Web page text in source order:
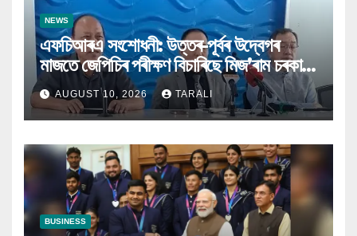
NEWS
এফচিআৰএ সংশোধনী: উত্তৰ-পূৰ্বৰ উদ্বেগৰ
মাজতে জেপিচিৰ পৰীক্ষণ বিচাৰিছে মিজ’ৰাম চৰকাৰ
আৰু গীৰ্জা সংস্থাসমূহে
AUGUST 10, 2026 TARALI
BUSINESS